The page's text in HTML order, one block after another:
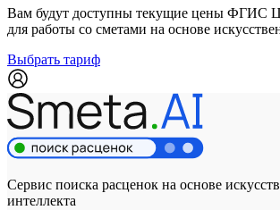
Вам будут доступны текущие цены ФГИС
для работы со сметами на основе
Выбрать тариф
Сервис поиска расценок на основе
интеллекта